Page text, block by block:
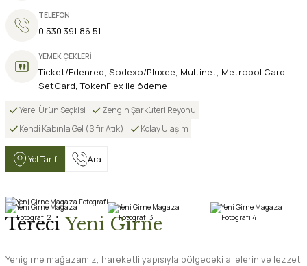
TELEFON
0 530 391 86 51
YEMEK ÇEKLERİ
Ticket/Edenred, Sodexo/Pluxee, Multinet, Metropol Card,
SetCard, TokenFlex ile ödeme
Yerel Ürün Seçkisi
Zengin Şarküteri Reyonu
Kendi Kabınla Gel (Sıfır Atık)
Kolay Ulaşım
Yol Tarifi Ara
TereciYeni Girne
Yenigirne mağazamız, hareketli yapısıyla bölgedeki ailelerin ve lezzet